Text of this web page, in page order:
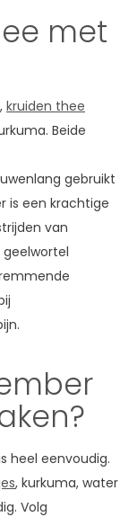
met
kruiden thee
Beide
gebruikt
is een krachtige
van
geelwortel
heel eenvoudig.
, kurkuma, water
Volg